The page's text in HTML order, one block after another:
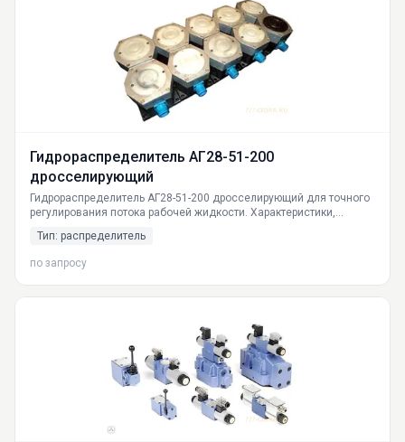
Гидрораспределитель АГ28-51-200
дросселирующий
Гидрораспределитель АГ28-51-200 дросселирующий для точного
регулирования потока рабочей жидкости. Характеристики,
ГИДРАВЛИКА.
Тип: распределитель
по запросу